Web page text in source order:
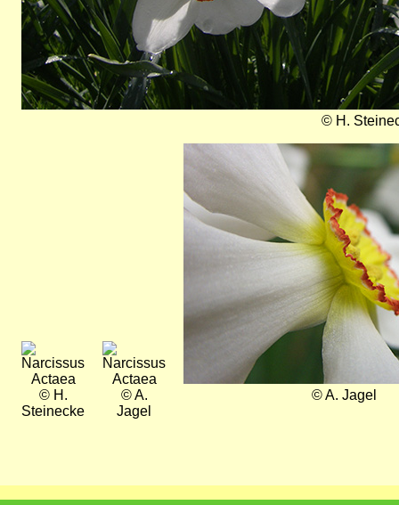
© H.
Bild
© H.
Steinecke
Bild
© A.
Jagel
Bild
© A. Jagel